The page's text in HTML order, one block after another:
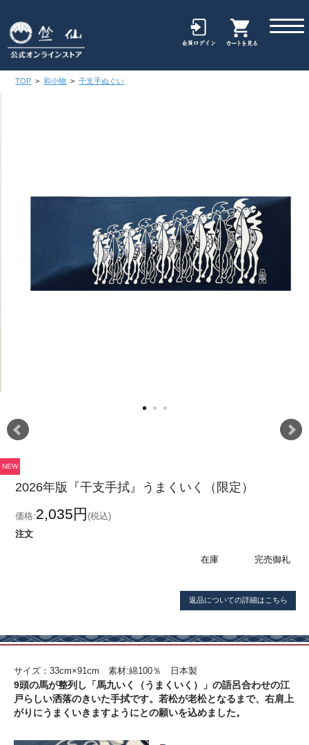
TOP > 和小物 > 干支手ぬぐい
NEW
2026年版『干支手拭』うまくいく（限定）
価格:2,035円(税込)
注文
在庫 完売御礼
返品についての詳細はこちら
サイズ：33cm×91cm 素材:綿100％ 日本製
9頭の馬が整列し「馬九いく（うまくいく）」の語呂合わせの江
戸らしい洒落のきいた手拭です。若松が老松となるまで、右肩上
がりにうまくいきますようにとの願いを込めました。